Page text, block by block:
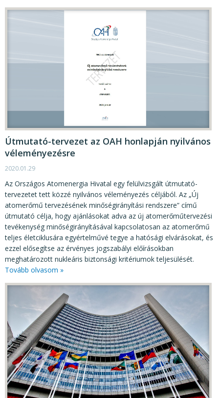
Útmutató-tervezet az OAH honlapján nyilvános
véleményezésre
2020.01.29
Az Országos Atomenergia Hivatal egy felülvizsgált útmutató-
tervezetet tett közzé nyilvános véleményezés céljából. Az „Új
atomerőmű tervezésének minőségirányítási rendszere” című
útmutató célja, hogy ajánlásokat adva az új atomerőműtervezési
tevékenység minőségirányításával kapcsolatosan az atomerőmű
teljes életciklusára egyértelművé tegye a hatósági elvárásokat, és
ezzel elősegítse az érvényes jogszabályi előírásokban
meghatározott nukleáris biztonsági kritériumok teljesülését.
Tovább olvasom »